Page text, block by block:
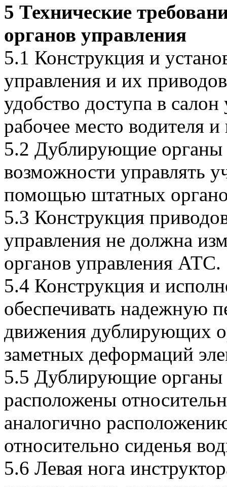
5 Технические
органов управления
5.1 Конструкция и
управления и их
удобство доступа в
рабочее место водителя
5.2 Дублирующие
возможности управлять
помощью штатных
5.3 Конструкция
управления не должна
органов управления АТС.
5.4 Конструкция и
обеспечивать надежную
движения дублирующих
заметных деформаций
5.5 Дублирующие
расположены
аналогично
относительно сиденья
5.6 Левая нога